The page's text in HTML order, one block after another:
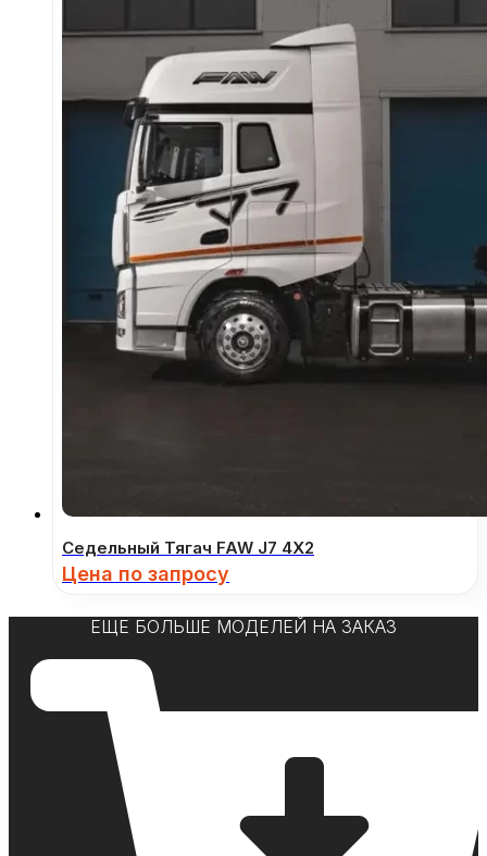
Седельный Тягач FAW J7 4Х2
Цена по запросу
ЕЩЕ БОЛЬШЕ МОДЕЛЕЙ НА ЗАКАЗ